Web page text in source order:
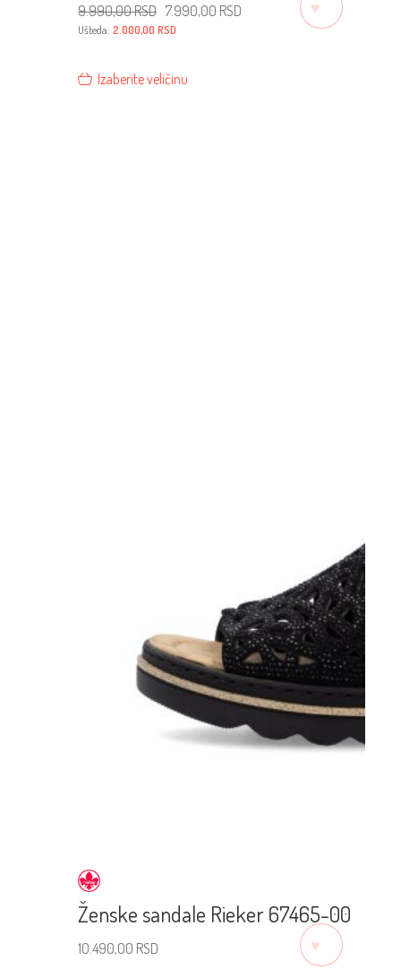
9.990,00RSD Originalna
cena
je
bila:
9.990,00 RSD.
7.990,00 RSD
7.990,00 RSD.
Ušteda: 2.000,00 RSD
Izaberite veličinu
Ženske sandale Rieker 67465-00
10.490,00 RSD